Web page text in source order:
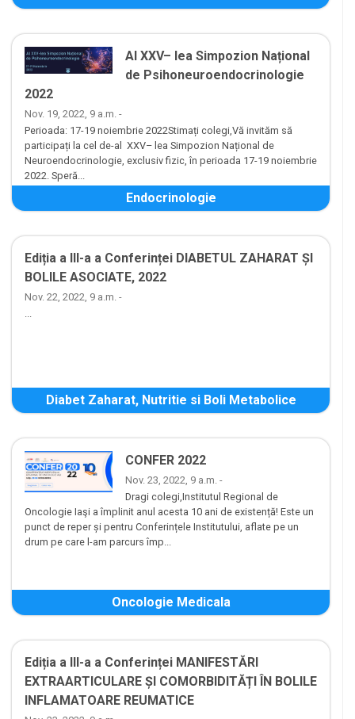
Al XXV– lea Simpozion Național
de Psihoneuroendocrinologie
2022
Nov. 19, 2022, 9 a.m. -
Perioada: 17-19 noiembrie 2022Stimați colegi,Vă invităm să
participați la cel de-al XXV– lea Simpozion Național de
Neuroendocrinologie, exclusiv fizic, în perioada 17-19 noiembrie
2022. Speră...
Endocrinologie
Ediția a III-a a Conferinței DIABETUL ZAHARAT ȘI
BOLILE ASOCIATE, 2022
Nov. 22, 2022, 9 a.m. -
Diabet Zaharat, Nutritie si Boli Metabolice
CONFER 2022
Nov. 23, 2022, 9 a.m. -
Dragi colegi,Institutul Regional de
Oncologie Iaşi a împlinit anul acesta 10 ani de existență! Este un
punct de reper și pentru Conferințele Institutului, aflate pe un
drum pe care l-am parcurs împ...
Oncologie Medicala
Ediția a III-a a Conferinței MANIFESTĂRI
EXTRAARTICULARE ȘI COMORBIDITĂȚI ÎN BOLILE
INFLAMATOARE REUMATICE